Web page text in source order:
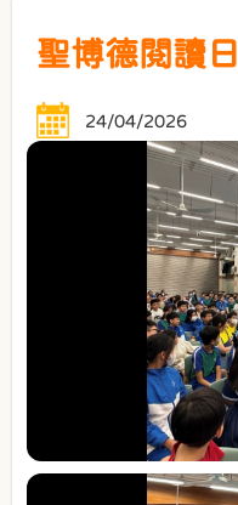
聖博德閱讀日
24/04/2026